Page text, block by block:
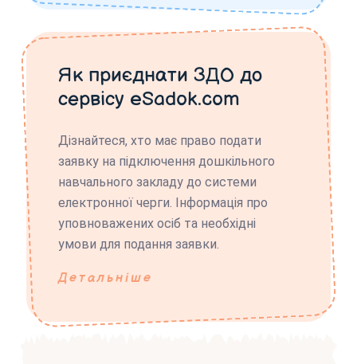
Як приєднати ЗДО до
сервісу eSadok.com
Дізнайтеся, хто має право подати
заявку на підключення дошкільного
навчального закладу до системи
електронної черги. Інформація про
уповноважених осіб та необхідні
умови для подання заявки.
Детальніше